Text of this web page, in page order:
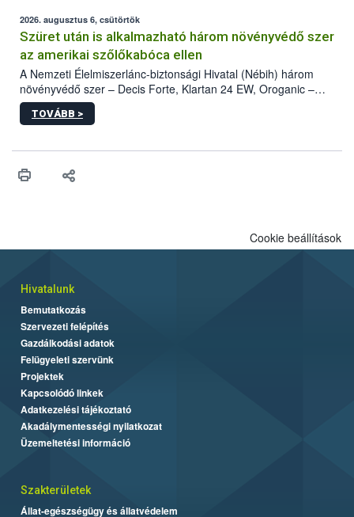
az intenzív felderítést, emellett az intézkedéseket a szlovák
hatósággal is összehangolják a terjedés megállítása érdekében.
2026. augusztus 6, csütörtök
Szüret után is alkalmazható három növényvédő szer
az amerikai szőlőkabóca ellen
A Nemzeti Élelmiszerlánc-biztonsági Hivatal (Nébih) három
növényvédő szer – Decis Forte, Klartan 24 EW, Oroganic –
engedélyokiratát módosította, így azok a szüretet követően,
egészen a vesszőérettség (BBCH 91) stádiumáig
érésű szőlőkben is legyen lehetőség a károsító elleni további
felhasználók számára is elérhető és ökológiai termesztésben is
TOVÁBB >
Cookie beállítások
Hivatalunk
Bemutatkozás
Szervezeti felépítés
Gazdálkodási adatok
Felügyeleti szervünk
Projektek
Kapcsolódó linkek
Adatkezelési tájékoztató
Akadálymentességi nyilatkozat
Üzemeltetési információ
Szakterületek
Állat-egészségügy és állatvédelem